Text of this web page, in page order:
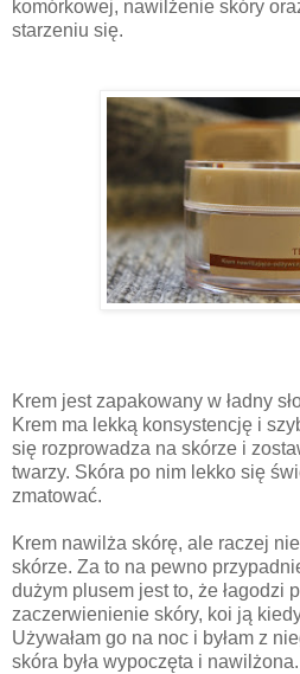
komórkowej, nawilżenie skóry
starzeniu się.
Krem jest zapakowany w ładny
Krem ma lekką konsystencję i
się rozprowadza na skórze i
twarzy. Skóra po nim lekko się
zmatować.
Krem nawilża skórę, ale raczej
skórze. Za to na pewno
dużym plusem jest to, że łagodzi
zaczerwienienie skóry, koi ją
Używałam go na noc i byłam z
skóra była wypoczęta i